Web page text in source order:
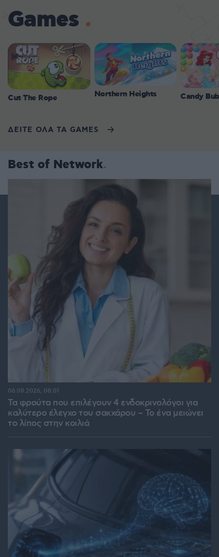
Games
Cut The Rope Northern Heights Candy
ΔΕΙΤΕ ΟΛΑ ΤΑ GAMES
Best of Network
Τα φρούτα που επιλέγουν 4 ενδοκρινολόγοι για
καλύτερο έλεγχο του σακχάρου – Το ένα μειώνει
το λίπος στην κοιλιά
06.08.2026, 08:01